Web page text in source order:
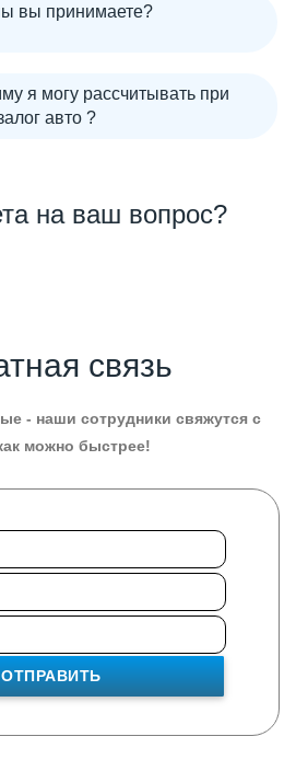
вы принимаете?
я могу рассчитывать при
авто ?
на ваш вопрос?
связь
- наши сотрудники свяжутся с
можно быстрее!
ОТПРАВИТЬ